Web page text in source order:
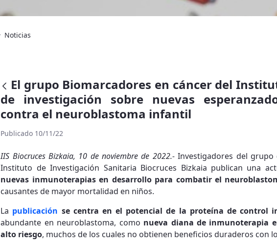
Noticias
El grupo Biomarcadores en cáncer del
de investigación sobre nuevas
contra el neuroblastoma infantil
Publicado 10/11/22
IIS Biocruces Bizkaia, 10 de noviembre de 2022.-Investigadores del grupo
Instituto de Investigación Sanitaria Biocruces Bizkaia publican una
nuevas inmunoterapias en desarrollo para combatir el
causantes de mayor mortalidad en niños.
La publicación se centra en el potencial de la proteína de control
abundante en neuroblastoma, como nueva diana de inmunoterapia
alto riesgo, muchos de los cuales no obtienen beneficios duraderos con